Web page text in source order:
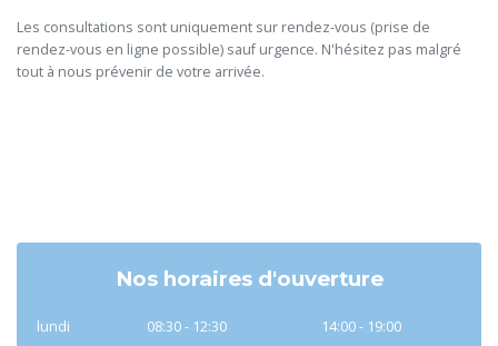
Les consultations sont uniquement sur rendez-vous (prise de
rendez-vous en ligne possible) sauf urgence. N'hésitez pas malgré
tout à nous prévenir de votre arrivée.
Nos horaires d'ouverture
lundi 08:30 - 12:30
14:00 - 19:00